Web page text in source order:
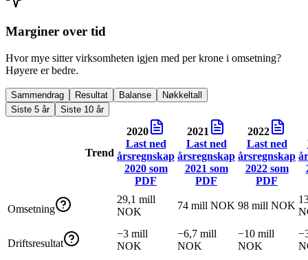
Marginer over tid
Hvor mye sitter virksomheten igjen med per krone i omsetning?
Høyere er bedre.
Sammendrag Resultat Balanse
Nøkkeltall
Siste 5 år
Siste 10 år
Trend
2020
Last ned
årsregnskap
2020som
PDF
2021
Last ned
årsregnskap
2021 som
PDF
2022
Last ned
årsregnskap
2022som
PDF
Omsetning
29,1 mill
NOK
74 mill NOK 98 mill NOK
Driftsresultat
−3 mill
NOK
−6,7 mill
NOK
−10 mill
NOK